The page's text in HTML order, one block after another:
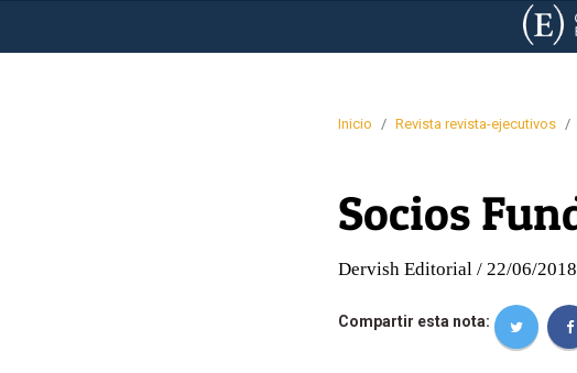
Inicio / Revista revista-ejecutivos /
Socios
Dervish Editorial / 22/06/2018
Compartir esta nota: